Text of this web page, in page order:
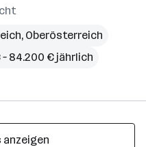
, Oberösterreich
84.200 € jährlich
anzeigen